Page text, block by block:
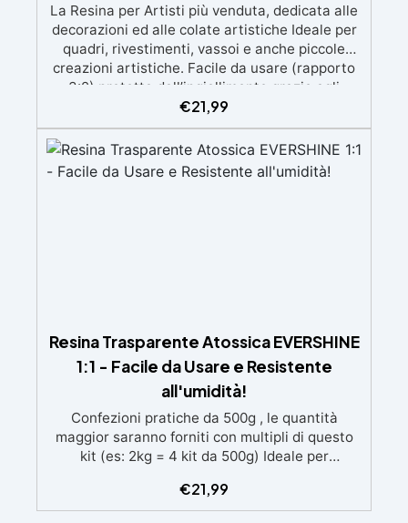
La Resina per Artisti più venduta, dedicata alle
decorazioni ed alle colate artistiche Ideale per
quadri, rivestimenti, vassoi e anche piccole
creazioni artistiche. Facile da usare (rapporto
3:2) protetta dall’ingiallimento grazie agli
speciali filtri UV Formula densa : non cola via,
mantenendo i design precisi e puliti. Indurisce
in 12-24h garantendo una superficie lucida e
brillante
€21,99
Resina Trasparente Atossica EVERSHINE
1:1 - Facile da Usare e Resistente
all'umidità!
Confezioni pratiche da 500g , le quantità
maggior saranno forniti con multipli di questo
kit (es: 2kg = 4 kit da 500g) Ideale per
inizia. Sempre lucida: garantisce una finitura
brillante e uniforme in ogni condizione.
€21,99